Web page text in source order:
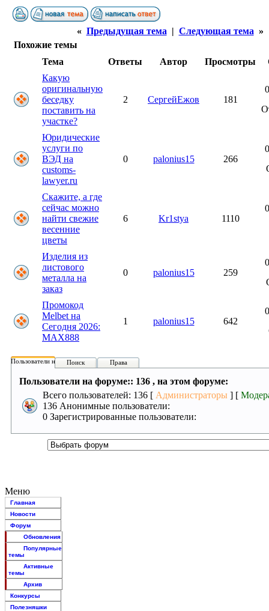
« Предыдущая тема | Следующая тема »
Похожие темы
Тема
Ответы Автор Просмотры
Какую
оригинальную
беседку
поставить на
участке?
2 СергейЕжов 181
Юридические
услуги по
ВЭД на
customs-
lawyer.ru
0 palonius15 266
Скажите, а где
сейчас можно
найти свежие
весенние
цветы
6 Kr1stya 1110
Изделия из
листового
металла на
заказ
0 palonius15 259
Промокод
Melbet на
Сегодня 2026:
MAX888
1 palonius15 642
Пользователи на форуме:
Поиск Права
Пользователи на форуме:: 136 , на этом форуме:
Всего пользователей: 136 [ Администраторы ] [
136 Анонимные пользователи:
0 Зарегистрированные пользователи:
Меню
Главная
Новости
Форум
Обновления
Популярные
темы
Активные
темы
Архив
Конкурсы
Полезняшки